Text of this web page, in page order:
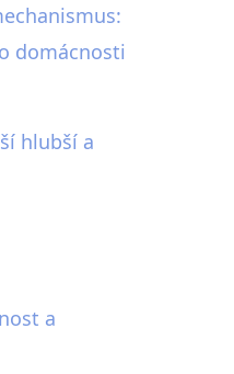
domácnosti
hlubší a
a